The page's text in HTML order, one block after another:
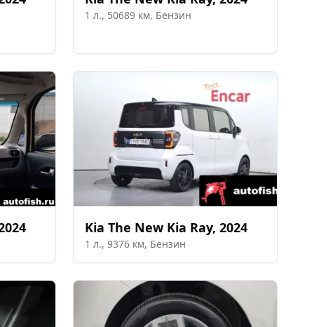
1 л., 50689 км, Бензин
Kia The New Kia Ray, 2024
1 л., 9376 км, Бензин